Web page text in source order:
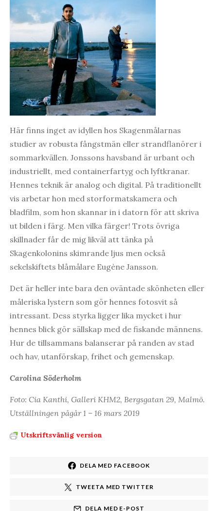
Här finns inget av idyllen hos Skagenmålarnas
studier av robusta fångstmän eller strandflanörer i
sommarkvällen. Jonssons havsband är urbant och
industriellt, med containerfartyg och lyftkranar.
Hennes teknik är analog och digital. På traditionellt
vis arbetar hon med storformatskamera och
bladfilm, som hon skannar in i datorn för att skriva
ut bilden i färg. Men vilka färger! Trots övriga
skillnader får de mig likväl att tänka på
Skagenkolonins skimrande ljus men också
sekelskiftets blåmålare Eugène Jansson.
Det är heller inte bara den oväntade skönheten eller
måleriska lystern som gör hennes fotosvit så
intressant. Dess styrka ligger lika mycket i hur
hennes blick gör sällskap med de fiskande männens.
Hur de tillsammans balanserar på randen av stad
och hav, utanförskap, frihet och gemenskap.
Carolina Söderholm
Foto: Cia Kanthi, Galleri KHM2, Bergsgatan 29, Malmö.
Utställningen pågår 1 – 16 mars 2019
Utskriftsvänlig version
DELA MED FACEBOOK
TWEETA MED TWITTER
DELA MED E-POST